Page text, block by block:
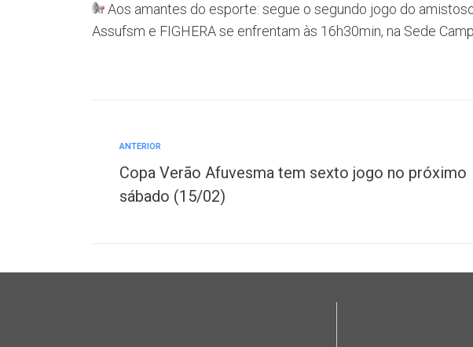
Aos amantes do esporte: segue o segundo jogo do
Assufsm e FIGHERA se enfrentam às 16h30min, na Sede
ANTERIOR
Copa Verão Afuvesma tem sexto jogo no próximo
sábado (15/02)